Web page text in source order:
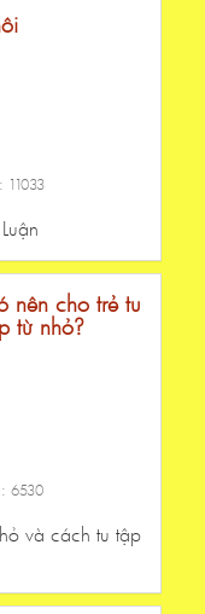
11033
nên cho trẻ tu
từ nhỏ?
6530
và cách tu tập